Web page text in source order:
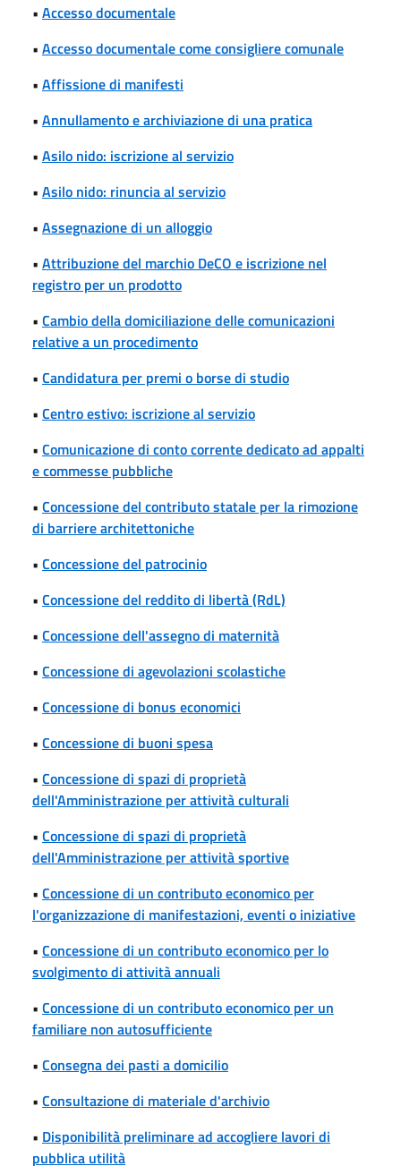
• Accesso documentale
• Accesso documentale come consigliere comunale
• Affissione di manifesti
• Annullamento e archiviazione di una pratica
• Asilo nido: iscrizione al servizio
• Asilo nido: rinuncia al servizio
• Assegnazione di un alloggio
• Attribuzione del marchio DeCO e iscrizione nel
registro per un prodotto
• Cambio della domiciliazione delle comunicazioni
relative a un procedimento
• Candidatura per premi o borse di studio
• Centro estivo: iscrizione al servizio
• Comunicazione di conto corrente dedicato ad appalti
e commesse pubbliche
• Concessione del contributo statale per la rimozione
di barriere architettoniche
• Concessione del patrocinio
• Concessione del reddito di libertà (RdL)
• Concessione dell'assegno di maternità
• Concessione di agevolazioni scolastiche
• Concessione di bonus economici
• Concessione di buoni spesa
• Concessione di spazi di proprietà
dell'Amministrazione per attività culturali
• Concessione di spazi di proprietà
dell'Amministrazione per attività sportive
• Concessione di un contributo economico per
l'organizzazione di manifestazioni, eventi o iniziative
• Concessione di un contributo economico per lo
svolgimento di attività annuali
• Concessione di un contributo economico per un
familiare non autosufficiente
• Consegna dei pasti a domicilio
• Consultazione di materiale d'archivio
• Disponibilità preliminare ad accogliere lavori di
pubblica utilità